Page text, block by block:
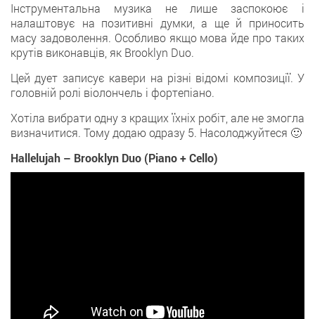
Інструментальна музика не лише заспокоює і
налаштовує на позитивні думки, а ще й приносить
масу задоволення. Особливо якщо мова йде про таких
крутів виконавців, як Brooklyn Duo.
Цей дует записує кавери на різні відомі композиції. У
головній ролі віолончель і фортепіано.
Хотіла вибрати одну з кращих їхніх робіт, але не змогла
визначитися. Тому додаю одразу 5. Насолоджуйтеся 🙂
Hallelujah – Brooklyn Duo (Piano + Cello)